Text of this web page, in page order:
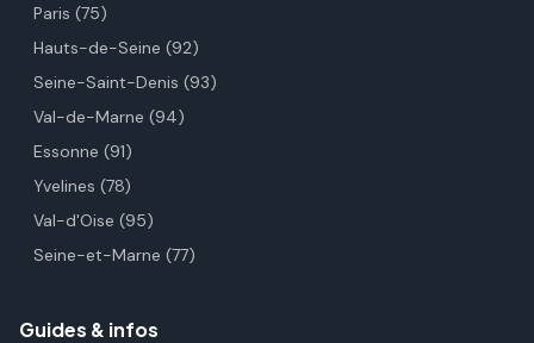
Paris (75)
Hauts-de-Seine (92)
Seine-Saint-Denis (93)
Val-de-Marne (94)
Essonne (91)
Yvelines (78)
Val-d'Oise (95)
Seine-et-Marne (77)
Guides & infos